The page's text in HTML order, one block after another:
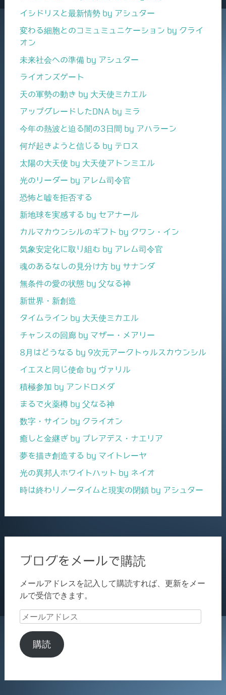
イシドリスと最新情勢 by アシュター
変わる細胞とのコミュミュニケーション by クライ
オン
未来社会への準備 by アシュター
ライオンズゲート
天の軍勢の動き by 大天使ミカエル
アップグレードしたDNA by ミラ
今年の熱波と迫る闇の3日間 by アハラーン
何が起きようと信じる by テロス
太陽の大天使 by 大天使アトンミエル
光のリーダー by アレム司令官
恐怖と嘘を拒否する
新地球を実感する by セアナール
カルマカウンシルのギフト by クワン・イン
気象安定化に取り組む by アレム司令官
魂のあるなしの見分け方 by サナンダ
無条件の愛の状態 by 父なる神
新世界・新創造
タイムライン by 大天使ミカエル
チャンスの回廊 by マザー・メアリー
8月はどうなる by 9次元アークトゥルスカウンシル
イエスと同じ使命 by ヴァリル
積極参加 by アンドロメダ
まるで火薬樽 by 父なる神
数字・サイン by クライオン
癒しと金継ぎ by プレアデス・ナエリア
夢を描き創造する by マイトレーヤ
光の異邦人ホワイトハット by ネイオ
時は終わりノータイムと現実の閉鎖 by アシュター
ブログをメールで購読
メールアドレスを記入して購読すれば、更新をメー
ルで受信できます。
メ
ル
ア
購読